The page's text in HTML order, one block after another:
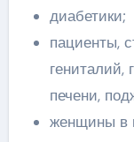
диабетики;
пациенты,
гениталий,
печени,
женщины в